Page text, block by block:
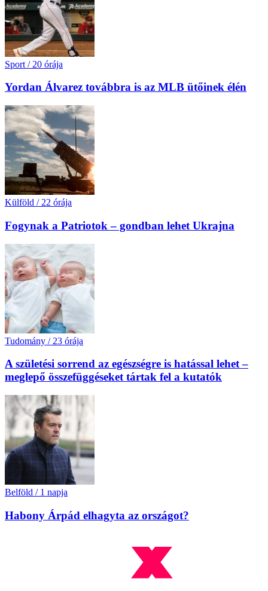
Sport / 20 órája
Yordan Álvarez továbbra is az MLB ütőinek élén
Külföld / 22 órája
Fogynak a Patriotok – gondban lehet Ukrajna
Tudomány / 23 órája
A születési sorrend az egészségre is hatással lehet –
meglepő összefüggéseket tártak fel a kutatók
Belföld / 1 napja
Habony Árpád elhagyta az országot?